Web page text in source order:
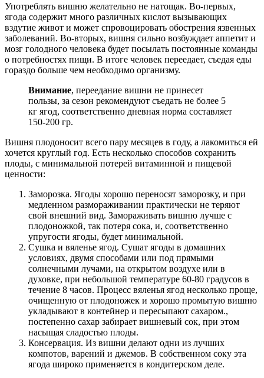
Употреблять вишню желательно не натощак. Во-первых,
ягода содержит много различных кислот вызывающих
вздутие живот и может спровоцировать обострения язвенных
заболеваний. Во-вторых, вишня сильно возбуждает аппетит и
мозг голодного человека будет посылать постоянные команды
о потребностях пищи. В итоге человек переедает, съедая еды
гораздо больше чем необходимо организму.
Внимание, переедание вишни не принесет
пользы, за сезон рекомендуют съедать не более 5
кг ягод, соответственно дневная норма составляет
150-200 гр.
Вишня плодоносит всего пару месяцев в году, а лакомиться ей
хочется круглый год. Есть несколько способов сохранить
плоды, с минимальной потерей витаминной и пищевой
ценности:
Заморозка. Ягоды хорошо переносят заморозку, и при
медленном размораживании практически не теряют
свой внешний вид. Замораживать вишню лучше с
плодоножкой, так потеря сока, и, соответственно
упругости ягоды, будет минимальной.
Сушка и вяленье ягод. Сушат ягоды в домашних
условиях, двумя способами или под прямыми
солнечными лучами, на открытом воздухе или в
духовке, при небольшой температуре 60-80 градусов в
течение 8 часов. Процесс вяленья ягод несколько проще,
очищенную от плодоножек и хорошо промытую вишню
укладывают в контейнер и пересыпают сахаром.,
постепенно сахар забирает вишневый сок, при этом
насыщая сладостью плоды.
Консервация. Из вишни делают одни из лучших
компотов, варений и джемов. В собственном соку эта
ягода широко применяется в кондитерском деле.